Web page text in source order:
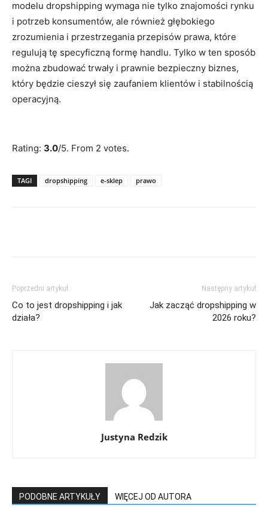
modelu dropshipping wymaga nie tylko znajomości rynku
i potrzeb konsumentów, ale również głębokiego
zrozumienia i przestrzegania przepisów prawa, które
regulują tę specyficzną formę handlu. Tylko w ten sposób
można zbudować trwały i prawnie bezpieczny biznes,
który będzie cieszył się zaufaniem klientów i stabilnością
operacyjną.
Rating: 3.0/5. From 2 votes.
TAGI dropshipping e-sklep prawo
Poprzedni artykuł
Co to jest dropshipping i jak
działa?
Następny artykuł
Jak zacząć dropshipping w
2026 roku?
Justyna Redzik
PODOBNE ARTYKUŁY WIĘCEJ OD AUTORA